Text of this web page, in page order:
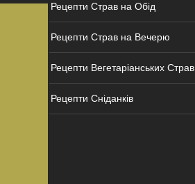
Рецепти Страв на Обід
Рецепти Страв на Вечерю
Рецепти Вегетаріанських Страв
Рецепти Сніданків